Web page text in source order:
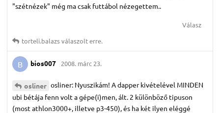
"szétnézek" még ma csak futtábol nézegettem..
Válasz
torteli.​balazsválaszolt erre.
B bios007 2008. márc 23.
osliner osliner: Nyuszikám! A dapper kivételével MINDEN
ubi bétája fenn volt a gépe(i)men, ált. 2 különböző tipuson
(most athlon3000+, illetve p3-450), és ha két ilyen eléggé